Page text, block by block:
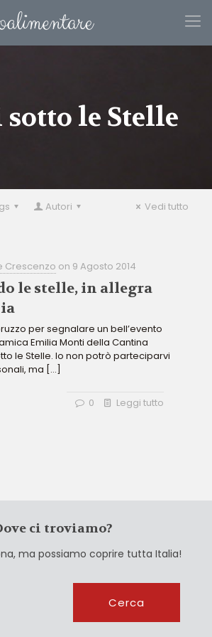
le Stelle
Autori Vedi tutto
Crescenzo on 9 Agosto 2014
le stelle, in allegra
per segnalare un bell’evento
Emilia Monti della Cantina
le Stelle. Io non potrò parteciparvi
ma […]
0 Leggi tutto
ci troviamo?
ma possiamo coprire tutta Italia!
Cerca